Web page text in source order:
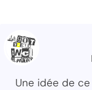
Une idée de